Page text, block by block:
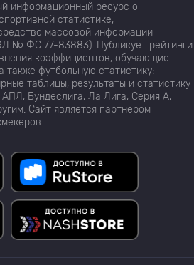
информационный ресурс о
статистике,
массовой информации
№ ФС 77-83883). Публикует рейтинги
коэффициентов, обучающие
также футбольную статистику:
таблицы, результаты и статистику
Бундеслига, Ла Лига, Серия А,
Сайт является партнёром